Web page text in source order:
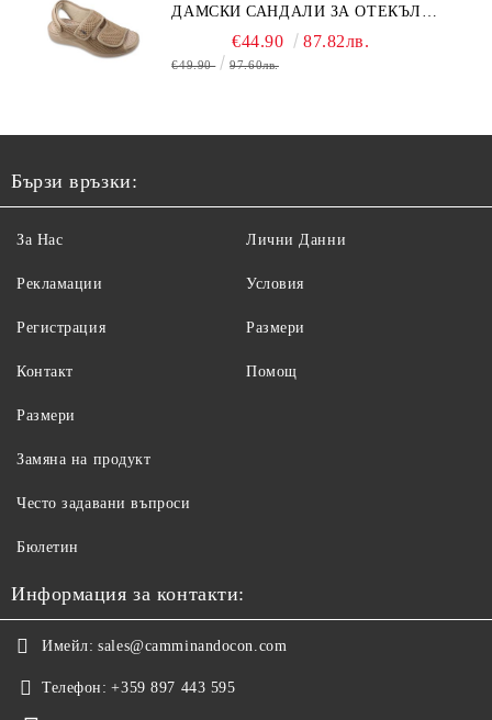
ДАМСКИ САНДАЛИ ЗА ОТЕКЪЛ
КРАК, БЕЖОВИ
€44.90 87.82лв.
€49.90 97.60лв.
Бързи връзки:
За Нас
Рекламации
Регистрация
Контакт
Лични Данни
Условия
Размери
Помощ
Размери
Замяна на продукт
Често задавани въпроси
Бюлетин
Информация за контакти:
Имейл: sales@camminandocon.com
Телефон: +359 897 443 595